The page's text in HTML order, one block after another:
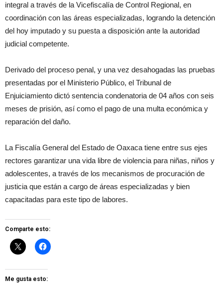
integral a través de la Vicefiscalía de Control Regional, en
coordinación con las áreas especializadas, logrando la detención
del hoy imputado y su puesta a disposición ante la autoridad
judicial competente.
Derivado del proceso penal, y una vez desahogadas las pruebas
presentadas por el Ministerio Público, el Tribunal de
Enjuiciamiento dictó sentencia condenatoria de 04 años con seis
meses de prisión, así como el pago de una multa económica y
reparación del daño.
La Fiscalía General del Estado de Oaxaca tiene entre sus ejes
rectores garantizar una vida libre de violencia para niñas, niños y
adolescentes, a través de los mecanismos de procuración de
justicia que están a cargo de áreas especializadas y bien
capacitadas para este tipo de labores.
Comparte esto:
Me gusta esto: